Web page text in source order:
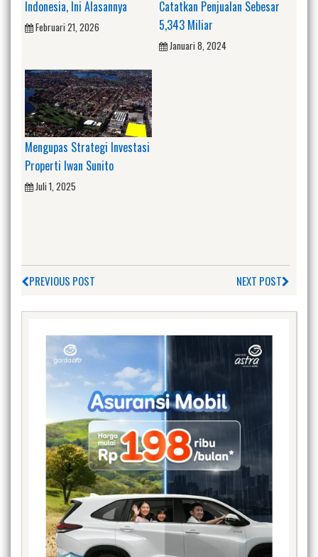
Indonesia, Ini Alasannya
Februari 21, 2026
Catatkan Penjualan Sebesar
5,343 Miliar
Januari 8, 2024
Mengupas Strategi Investasi
Properti Iwan Sunito
Juli 1, 2025
PREVIOUS POST NEXT POST